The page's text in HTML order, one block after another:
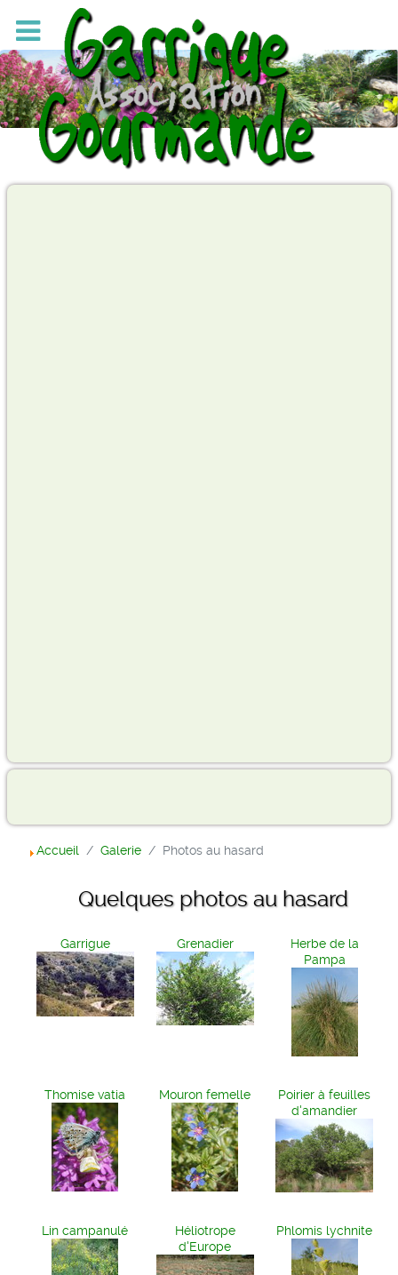
Accueil Galerie Photos au hasard
Quelques photos au hasard
Garrigue Grenadier
Herbe de la
Pampa
Thomise vatia Mouron femelle
Poirier à feuilles
d'amandier
Lin campanulé
Héliotrope
d'Europe
Phlomis lychnite